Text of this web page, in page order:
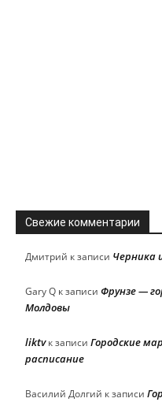
Свежие комментарии
Дмитрий к записи Черника
Gary Q к записи Фрунзе —
Молдовы
liktvк записи Городские
расписание
Василий Долгий к записи